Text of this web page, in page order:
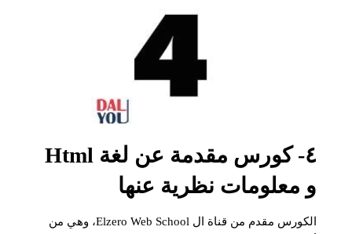
٤- كورس مقدمة عن لغة Html
و معلومات نظرية عنها
الكورس مقدم من قناة ال Elzero Web School، وهي من